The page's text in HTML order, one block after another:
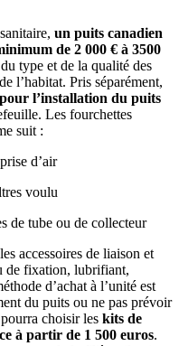
un puits canadien
de 2 000 € à 3500
type et de la qualité des
l’habitat. Pris séparément,
l’installation du puits
Les fourchettes
suit :
d’air
voulu
de tube ou de collecteur
accessoires de liaison et
de fixation, lubrifiant,
d’achat à l’unité est
du puits ou ne pas prévoir
choisir les kits de
à partir de 1 500 euros.